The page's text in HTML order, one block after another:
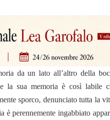
da un lato all’altro della
la sua memoria è così labile
sporco, denunciato tutta la
perennemente ingabbiato